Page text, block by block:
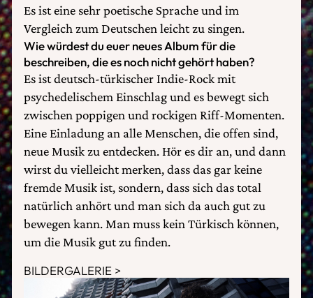
Es ist eine sehr poetische Sprache und im
Vergleich zum Deutschen leicht zu singen.
Wie würdest du euer neues Album für die
beschreiben, die es noch nicht gehört haben?
Es ist deutsch-türkischer Indie-Rock mit
psychedelischem Einschlag und es bewegt sich
zwischen poppigen und rockigen Riff-Momenten.
Eine Einladung an alle Menschen, die offen sind,
neue Musik zu entdecken. Hör es dir an, und dann
wirst du vielleicht merken, dass das gar keine
fremde Musik ist, sondern, dass sich das total
natürlich anhört und man sich da auch gut zu
bewegen kann. Man muss kein Türkisch können,
um die Musik gut zu finden.
BILDERGALERIE